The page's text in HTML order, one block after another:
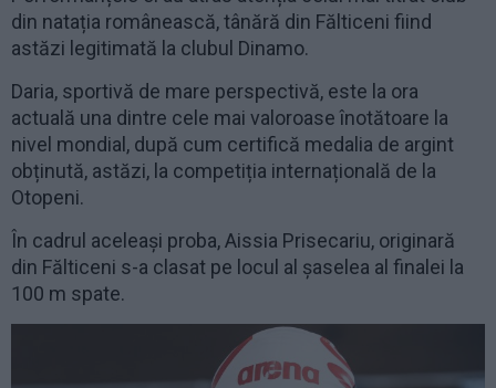
din natația românească, tânără din Fălticeni fiind
astăzi legitimată la clubul Dinamo.
Daria, sportivă de mare perspectivă, este la ora
actuală una dintre cele mai valoroase înotătoare la
nivel mondial, după cum certifică medalia de argint
obținută, astăzi, la competiția internațională de la
Otopeni.
În cadrul aceleași proba, Aissia Prisecariu, originară
din Fălticeni s-a clasat pe locul al șaselea al finalei la
100 m spate.